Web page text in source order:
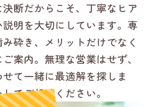
断だからこそ、丁寧なヒア
明を大切にしています。専
砕き、メリットだけでなく
案内。無理な営業はせず、
て一緒に最適解を探しま
てご相談ください。